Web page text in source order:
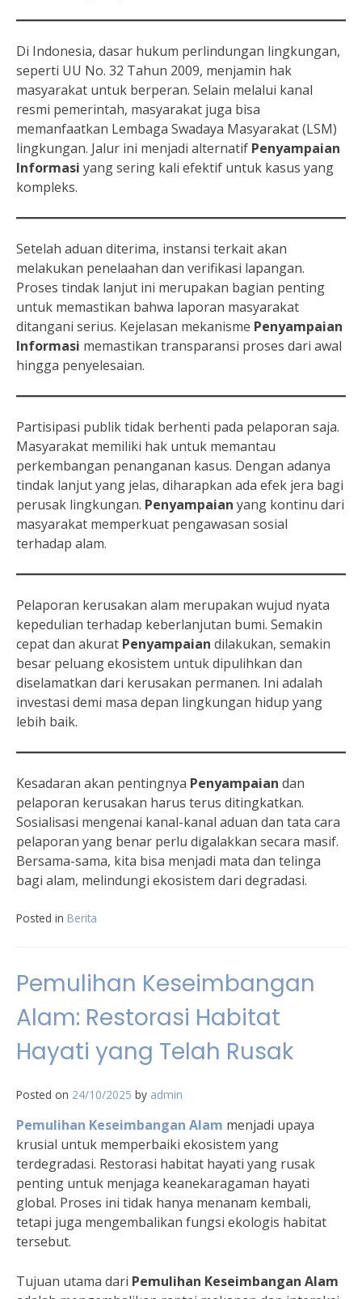
Di Indonesia, dasar hukum perlindungan lingkungan,
seperti UU No. 32 Tahun 2009, menjamin hak
masyarakat untuk berperan. Selain melalui kanal
resmi pemerintah, masyarakat juga bisa
memanfaatkan Lembaga Swadaya Masyarakat (LSM)
lingkungan. Jalur ini menjadi alternatif Penyampaian
Informasi yang sering kali efektif untuk kasus yang
kompleks.
Setelah aduan diterima, instansi terkait akan
melakukan penelaahan dan verifikasi lapangan.
Proses tindak lanjut ini merupakan bagian penting
untuk memastikan bahwa laporan masyarakat
ditangani serius. Kejelasan mekanisme Penyampaian
Informasi memastikan transparansi proses dari awal
hingga penyelesaian.
Partisipasi publik tidak berhenti pada pelaporan saja.
Masyarakat memiliki hak untuk memantau
perkembangan penanganan kasus. Dengan adanya
tindak lanjut yang jelas, diharapkan ada efek jera bagi
perusak lingkungan. Penyampaian yang kontinu dari
masyarakat memperkuat pengawasan sosial
terhadap alam.
Pelaporan kerusakan alam merupakan wujud nyata
kepedulian terhadap keberlanjutan bumi. Semakin
cepat dan akurat Penyampaian dilakukan, semakin
besar peluang ekosistem untuk dipulihkan dan
diselamatkan dari kerusakan permanen. Ini adalah
investasi demi masa depan lingkungan hidup yang
lebih baik.
Kesadaran akan pentingnya Penyampaian dan
pelaporan kerusakan harus terus ditingkatkan.
Sosialisasi mengenai kanal-kanal aduan dan tata cara
pelaporan yang benar perlu digalakkan secara masif.
Bersama-sama, kita bisa menjadi mata dan telinga
bagi alam, melindungi ekosistem dari degradasi.
Posted in Berita
Pemulihan Keseimbangan
Alam: Restorasi Habitat
Hayati yang Telah Rusak
Posted on 24/10/2025 by admin
Pemulihan Keseimbangan Alam menjadi upaya
krusial untuk memperbaiki ekosistem yang
terdegradasi. Restorasi habitat hayati yang rusak
penting untuk menjaga keanekaragaman hayati
global. Proses ini tidak hanya menanam kembali,
tetapi juga mengembalikan fungsi ekologis habitat
tersebut.
Tujuan utama dari Pemulihan Keseimbangan Alam